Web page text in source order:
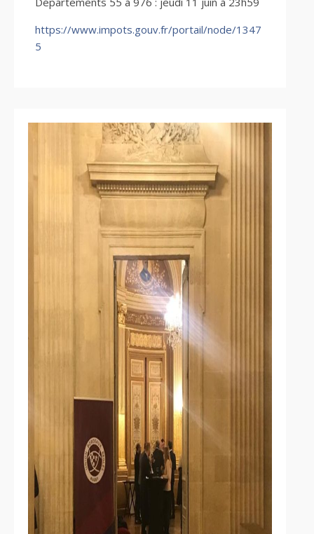
https://www.impots.gouv.fr/portail/node/1347
5